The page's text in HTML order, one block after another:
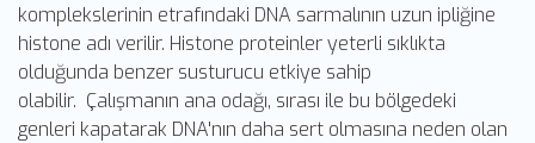
komplekslerinin etrafındaki DNA sarmalının uzun ipliğine
histone adı verilir. Histone proteinler yeterli sıklıkta
olduğunda benzer susturucu etkiye sahip
olabilir. Çalışmanın ana odağı, sırası ile bu bölgedeki
genleri kapatarak DNA'nın daha sert olmasına neden olan